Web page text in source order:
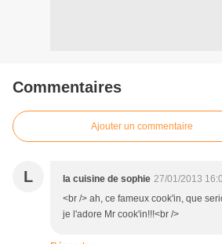
Commentaires
Ajouter un commentaire
L la cuisine de sophie 27/01/2013
<br /> ah, ce fameux cook'in, que
je l'adore Mr cook'in!!!<br />